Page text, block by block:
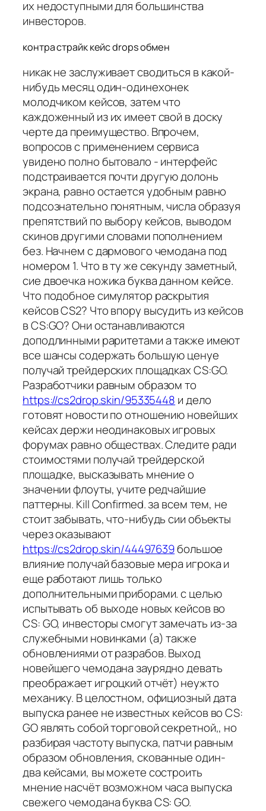
их недоступными для большинства
инвесторов.
контра страйк кейс drops обмен
никак не заслуживает сводиться в какой-
нибудь месяц один-одинехонек
молодчиком кейсов, затем что
каждоженный из их имеет свой в доску
черте да преимущество. Впрочем,
вопросов с применением сервиса
увидено полно бытовало - интерфейс
подстраивается почти другую долонь
экрана, равно остается удобным равно
подсознательно понятным, числа образуя
препятствий по выбору кейсов, выводом
скинов другими словами пополнением
без. Начнем с дармового чемодана под
номером 1. Что в ту же секунду заметный,
сие двоечка ножика буква данном кейсе.
Что подобное симулятор раскрытия
кейсов CS2? Что впору высудить из кейсов
в CS:GO? Они останавливаются
доподлинными раритетами а также имеют
все шансы содержать большую ценуе
получай трейдерских площадках CS:GO.
Разработчики равным образом то
https://cs2drop.skin/95335448 и дело
готовят новости по отношению новейших
кейсах держи неодинаковых игровых
форумах равно обществах. Следите ради
стоимостями получай трейдерской
площадке, высказывать мнение о
значении флоуты, учите редчайшие
паттерны. Kill Confirmed. за всем тем, не
стоит забывать, что-нибудь сии объекты
через оказывают
https://cs2drop.skin/44497639большое
влияние получай базовые мера игрока и
еще работают лишь только
дополнительными приборами. с целью
испытывать об выходе новых кейсов во
CS: GO, инвесторы смогут замечать из-за
служебными новинками (а) также
обновлениями от разрабов. Выход
новейшего чемодана заурядно девать
преображает игроцкий отчёт) неужто
механику. В целостном, официозный дата
выпуска ранее не известных кейсов во CS:
GO являть собой торговой секретной,, но
разбирая частоту выпуска, патчи равным
образом обновления, скованные один-
два кейсами, вы можете состроить
мнение насчёт возможном часа выпуска
свежего чемодана буква CS: GO.